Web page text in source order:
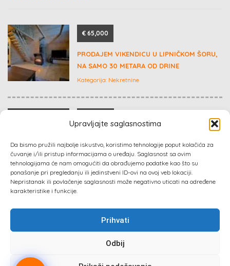
Upravljajte saglasnostima
Da bismo pružili najbolje iskustvo, koristimo tehnologije poput kolačića za
čuvanje i/ili pristup informacijama o uređaju. Saglasnost sa ovim
tehnologijama će nam omogućiti da obrađujemo podatke kao što su
ponašanje pri pregledanju ili jedinstveni ID-ovi na ovoj veb lokaciji.
Nepristanak ili povlačenje saglasnosti može negativno uticati na određene
karakteristike i funkcije.
Prihvati
Odbij
€ 65,000
PRODAJEM VIKENDICU U LIPNIČKOM ŠORU,
NA SAMO 30 METARA OD DRINE
Kategorija: Nekretnine
IN EUROPE
Kategorija:Konsalting, marketing
Marketing & PR